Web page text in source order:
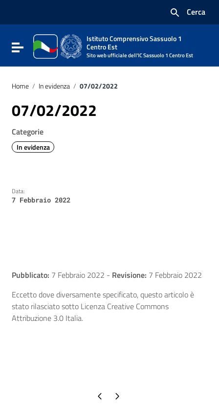
Vai al footer
Cerca
Attiva / disattiva la navigazione
Istituto Comprensivo Sassuolo 1
Centro Est
Sito web ufficiale dell'IC Sassuolo 1 Centro Est
Home / In evidenza / 07/02/2022
07/02/2022
Categorie
In evidenza
Data:
7 Febbraio 2022
Pubblicato: 7 Febbraio 2022 - Revisione: 7 Febbraio 2022
Eccetto dove diversamente specificato, questo articolo è
stato rilasciato sotto Licenza Creative Commons
Attribuzione 3.0 Italia.
Pagina precedente
Pagina successiva